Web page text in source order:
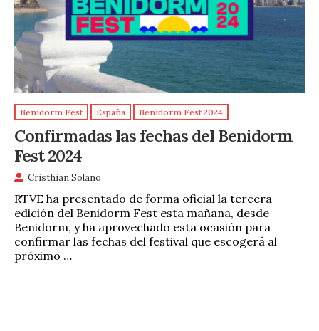
Benidorm Fest España Benidorm Fest 2024
Confirmadas las fechas del Benidorm
Fest 2024
Cristhian Solano
RTVE ha presentado de forma oficial la tercera
edición del Benidorm Fest esta mañana, desde
Benidorm, y ha aprovechado esta ocasión para
confirmar las fechas del festival que escogerá al
próximo …